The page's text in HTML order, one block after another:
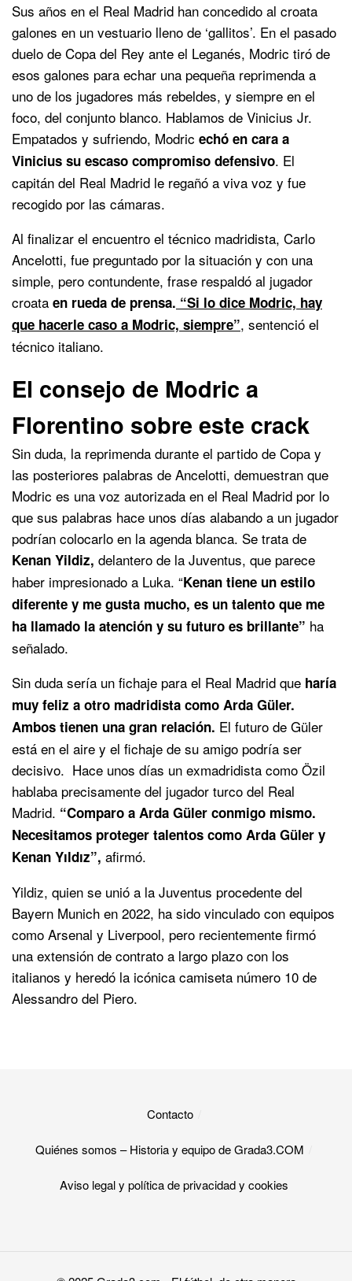
Sus años en el Real Madrid han concedido al croata
galones en un vestuario lleno de ‘gallitos’. En el pasado
duelo de Copa del Rey ante el Leganés, Modric tiró de
esos galones para echar una pequeña reprimenda a
uno de los jugadores más rebeldes, y siempre en el
foco, del conjunto blanco. Hablamos de Vinicius Jr.
Empatados y sufriendo, Modric echó en cara a
Vinicius su escaso compromiso defensivo. El
capitán del Real Madrid le regañó a viva voz y fue
recogido por las cámaras.
Al finalizar el encuentro el técnico madridista, Carlo
Ancelotti, fue preguntado por la situación y con una
simple, pero contundente, frase respaldó al jugador
croata en rueda de prensa. “Si lo dice Modric, hay
que hacerle caso a Modric, siempre”, sentenció el
técnico italiano.
El consejo de Modric a
Florentino sobre este crack
Sin duda, la reprimenda durante el partido de Copa y
las posteriores palabras de Ancelotti, demuestran que
Modric es una voz autorizada en el Real Madrid por lo
que sus palabras hace unos días alabando a un jugador
podrían colocarlo en la agenda blanca. Se trata de
Kenan Yildiz, delantero de la Juventus, que parece
haber impresionado a Luka. “Kenan tiene un estilo
diferente y me gusta mucho, es un talento que me
ha llamado la atención y su futuro es brillante” ha
señalado.
Sin duda sería un fichaje para el Real Madrid que haría
muy feliz a otro madridista como Arda Güler.
Ambos tienen una gran relación. El futuro de Güler
está en el aire y el fichaje de su amigo podría ser
decisivo. Hace unos días un exmadridista como Özil
hablaba precisamente del jugador turco del Real
Madrid. “Comparo a Arda Güler conmigo mismo.
Necesitamos proteger talentos como Arda Güler y
Kenan Yıldız”, afirmó.
Yildiz, quien se unió a la Juventus procedente del
Bayern Munich en 2022, ha sido vinculado con equipos
como Arsenal y Liverpool, pero recientemente firmó
una extensión de contrato a largo plazo con los
italianos y heredó la icónica camiseta número 10 de
Alessandro del Piero.
Contacto
Quiénes somos – Historia y equipo de Grada3.COM
Aviso legal y política de privacidad y cookies​